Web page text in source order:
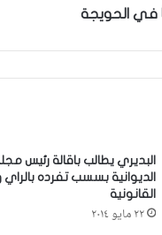
البديري يطالب باقالة رئيس
الديوانية بسسب تفرده بالراي
القانونية
٢٢ مايو ٢٠١٤